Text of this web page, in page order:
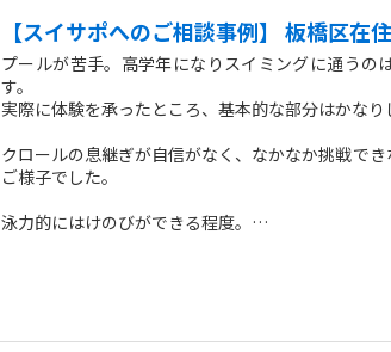
【スイサポへのご相談事例】 板橋区
プールが苦手。高学年になりスイミングに通うの
す。
実際に体験を承ったところ、基本的な部分はかなり
クロールの息継ぎが自信がなく、なかなか挑戦で
ご様子でした。
泳力的にはけのびができる程度。